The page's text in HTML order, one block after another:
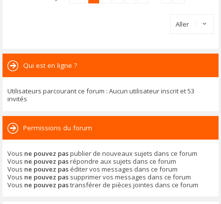
Aller
Qui est en ligne ?
Utilisateurs parcourant ce forum : Aucun utilisateur inscrit et 53
invités
Permissions du forum
Vous ne pouvez paspublier de nouveaux sujets dans ce forum
Vous ne pouvez pasrépondre aux sujets dans ce forum
Vous ne pouvez pas éditer vos messages dans ce forum
Vous ne pouvez pas supprimer vos messages dans ce forum
Vous ne pouvez pastransférer de pièces jointes dans ce forum